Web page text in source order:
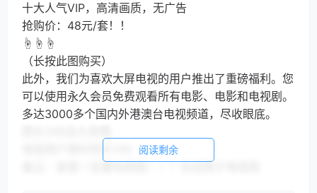
十大人气VIP，高清画质，无广告
抢购价：48元/套！！
☝☝☝
（长按此图购买）
此外，我们为喜欢大屏电视的用户推出了重磅福利。您
可以使用永久会员免费观看所有电影、电影和电视剧。
多达3000多个国内外港澳台电视频道，尽收眼底。
阅读剩余